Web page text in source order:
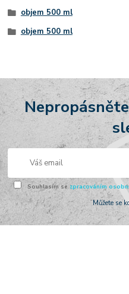
objem 500 ml
objem 500 ml
Souhlasím se zpracováním
Můžete se